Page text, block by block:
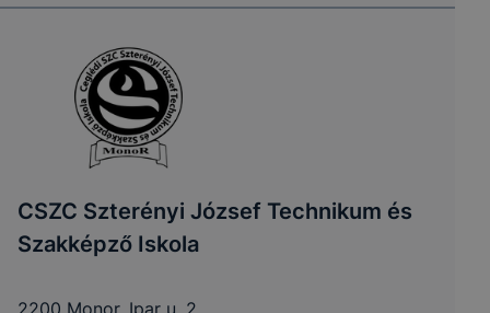
CSZC Szterényi József Technikum és
Szakképző Iskola